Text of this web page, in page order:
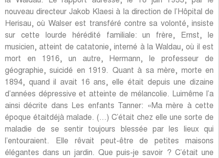
nouveau directeur Jakob Klaesi à la direction de l’Hôpital de
Herisau, où Walser est transféré contre sa volonté, insiste
sur cette lourde hérédité familiale: un frère, Ernst, le
musicien, atteint de catatonie, interné à la Waldau, où il est
mort en 1916, un autre, Hermann, le professeur de
géographie, suicidé en 1919. Quant à sa mère, morte en
1894, quand il avait 16 ans, elle était depuis une dizaine
d’années dépressive et atteinte de mélancolie. Luimême l’a
ainsi décrite dans Les enfants Tanner: «Ma mère à cette
époque étaitdéjà malade. (…) C’était chez elle une sorte de
maladie de se sentir toujours blessée par les lieux qui
l’entouraient. Elle rêvait peut-être de petites maisons
élégantes dans un jardin. Que puis-je savoir ? C’était une